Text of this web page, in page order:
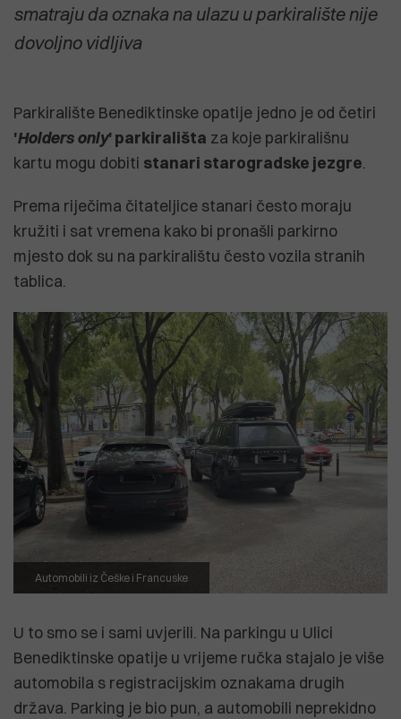
smatraju da oznaka na ulazu u parkiralište nije
dovoljno vidljiva
Parkiralište Benediktinske opatije jedno je od četiri
'Holders only' parkirališta za koje parkirališnu
kartu mogu dobiti stanari starogradske jezgre.
Prema riječima čitateljice stanari često moraju
kružiti i sat vremena kako bi pronašli parkirno
mjesto dok su na parkiralištu često vozila stranih
tablica.
Automobili iz Češke i Francuske
U to smo se i sami uvjerili. Na parkingu u Ulici
Benediktinske opatije u vrijeme ručka stajalo je više
automobila s registracijskim oznakama drugih
država. Parking je bio pun, a automobili neprekidno